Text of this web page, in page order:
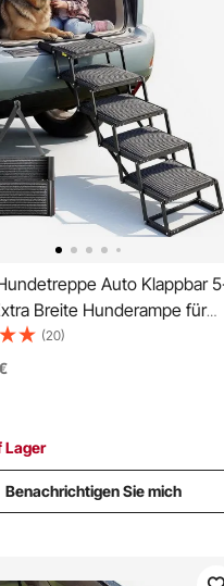
Auto Klappbar
Breite Hunderampe für
mit Weichem Filzteppich,
Einstiegshilfe für Auto, SUV,
Sofa, Tragkraft bis 90
(20)
Lager
Benachrichtigen Sie mich